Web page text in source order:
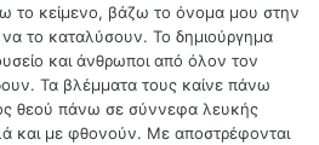
το κείμενο, βάζω το όνομα μου στην
το καταλύσουν. Το δημιούργημα
και άνθρωποι από όλον τον
Τα βλέμματα τους καίνε πάνω
θεού πάνω σε σύννεφα λευκής
και με φθονούν. Με αποστρέφονται